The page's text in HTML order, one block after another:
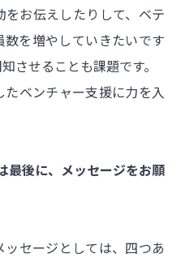
お伝えしたりして、ベテ
を増やしていきたいです
させることも課題です。
ベンチャー支援に力を入
最後に、メッセージをお願
セージとしては、四つあ